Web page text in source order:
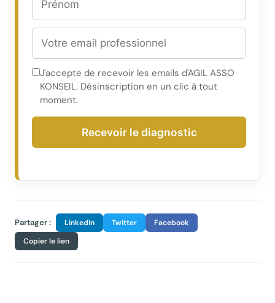
J'accepte de recevoir les emails d'AGIL ASSO
KONSEIL. Désinscription en un clic à tout
moment.
Recevoir le diagnostic
Partager : LinkedIn Twitter
Facebook
Copier le lien